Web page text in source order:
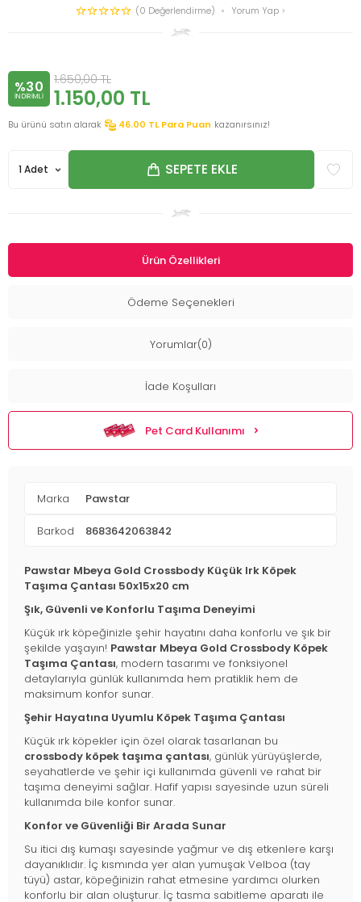
(0 Değerlendirme)
Yorum Yap
%30
INDIRIMLI
1.650,00TL
1.150,00 TL
Bu ürünü satın alarak 46.00 TL Para Puan kazanırsınız!
SEPETE EKLE
Ürün Özellikleri
Ödeme Seçenekleri
Yorumlar(0)
İade Koşulları
Pet Card Kullanımı
Marka Pawstar
Barkod 8683642063842
Pawstar Mbeya Gold Crossbody Küçük Irk Köpek
Taşıma Çantası 50x15x20 cm
Şık, Güvenli ve Konforlu Taşıma Deneyimi
Küçük ırk köpeğinizle şehir hayatını daha konforlu ve şık bir
şekilde yaşayın! Pawstar Mbeya Gold Crossbody Köpek
Taşıma Çantası, modern tasarımı ve fonksiyonel
detaylarıyla günlük kullanımda hem pratiklik hem de
maksimum konfor sunar.
Şehir Hayatına Uyumlu Köpek Taşıma Çantası
Küçük ırk köpekler için özel olarak tasarlanan bu
crossbody köpek taşıma çantası, günlük yürüyüşlerde,
seyahatlerde ve şehir içi kullanımda güvenli ve rahat bir
taşıma deneyimi sağlar. Hafif yapısı sayesinde uzun süreli
kullanımda bile konfor sunar.
Konfor ve Güvenliği Bir Arada Sunar
Su itici dış kumaşı sayesinde yağmur ve dış etkenlere karşı
dayanıklıdır. İç kısmında yer alan yumuşak Velboa (tay
tüyü) astar, köpeğinizin rahat etmesine yardımcı olurken
konforlu bir alan oluşturur. İç tasma sabitleme aparatı ile